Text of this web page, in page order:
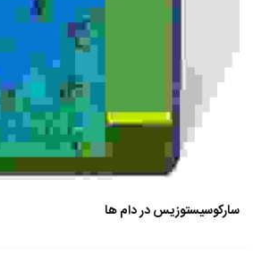
سارکوسیستوزیس در دام ها